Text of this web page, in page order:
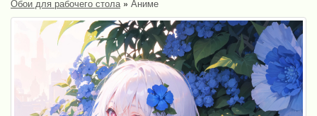
Обои для рабочего стола» Аниме